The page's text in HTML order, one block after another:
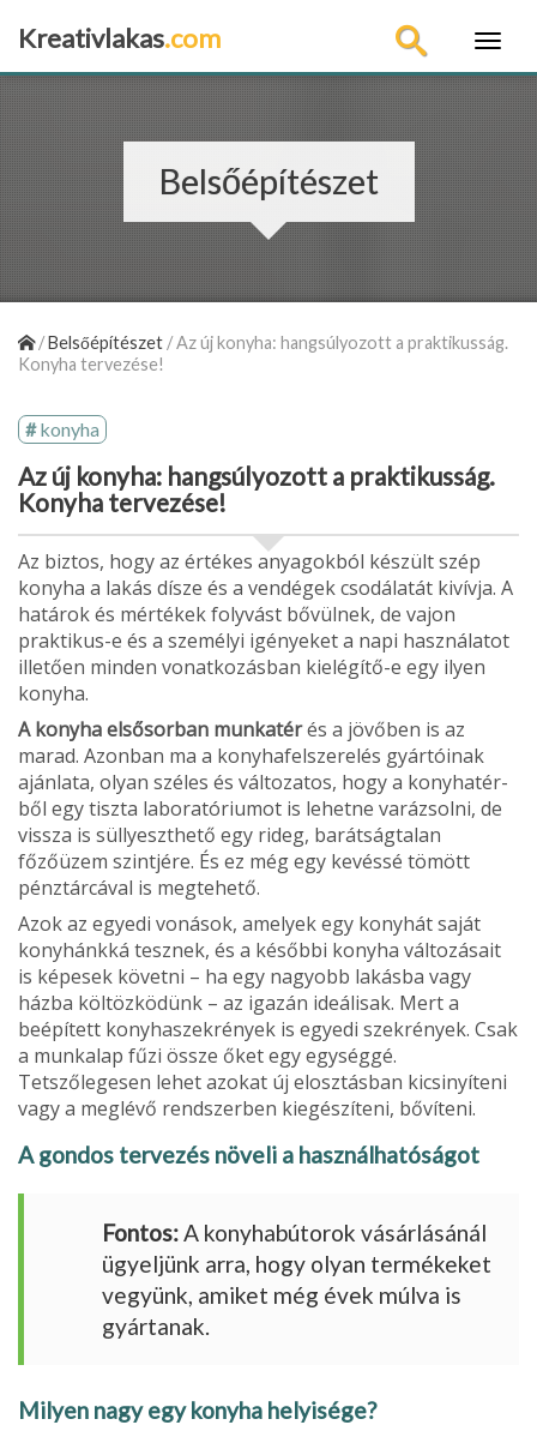
Kreativlakas.com
Belsőépítészet
/Belsőépítészet /Az új konyha: hangsúlyozott a praktikusság.
Konyha tervezése!
konyha
Az új konyha: hangsúlyozott a praktikusság.
Konyha tervezése!
Az biztos, hogy az értékes anyagokból készült szép
konyha a lakás dísze és a vendégek csodálatát kivívja. A
határok és mértékek folyvást bővülnek, de vajon
praktikus-e és a személyi igényeket a napi használatot
illetően minden vonatkozásban kielégítő-e egy ilyen
konyha.
A konyha elsősorban munkatérés a jövőben is az
marad. Azonban ma a konyhafelszerelés gyártóinak
ajánlata, olyan széles és változatos, hogy a konyhatér­
ből egy tiszta laboratóriumot is lehetne varázsolni, de
vissza is süllyeszthető egy rideg, barátságtalan
főzőüzem szint­jére. És ez még egy kevéssé tömött
pénztárcával is meg­tehető.
Azok az egyedi voná­sok, amelyek egy konyhát saját
konyhánkká tesznek, és a későbbi konyha változásait
is képesek követni – ha egy nagyobb lakásba vagy
házba költözködünk – az igazán ideálisak. Mert a
beépített konyhaszekrények is egyedi szekrények. Csak
a munkalap fűzi össze őket egy egységgé.
Tetszőlegesen lehet azokat új elosztásban kicsinyíteni
vagy a meglévő rendszerben kiegészíteni, bővíteni.
A gondos tervezés növeli a használhatóságot
Fontos:A konyhabútorok vásárlásánál
ügyeljünk arra, hogy olyan termékeket
vegyünk, amiket még évek múlva is
gyártanak.
Milyen nagy egy konyha helyisége?